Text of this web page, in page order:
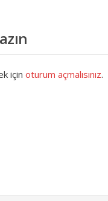
için oturum açmalısınız.